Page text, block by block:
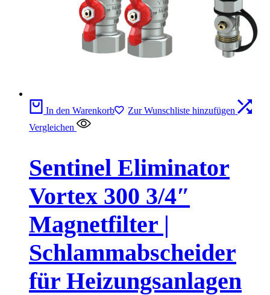
In den Warenkorb
Zur Wunschliste hinzufügen
Vergleichen
Sentinel Eliminator
Vortex 300 3/4″
Magnetfilter |
Schlammabscheider
für Heizungsanlagen